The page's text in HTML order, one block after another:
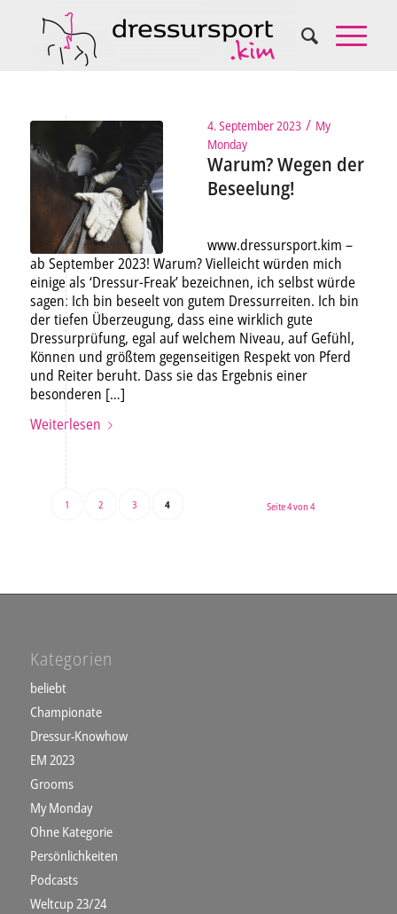
4. September 2023 / My
Monday
Warum? Wegen der
Beseelung!
www.dressursport.kim –
ab September 2023! Warum? Vielleicht würden mich
einige als ‘Dressur-Freak’ bezeichnen, ich selbst würde
sagen: Ich bin beseelt von gutem Dressurreiten. Ich bin
der tiefen Überzeugung, dass eine wirklich gute
Dressurprüfung, egal auf welchem Niveau, auf Gefühl,
Können und größtem gegenseitigen Respekt von Pferd
und Reiter beruht. Dass sie das Ergebnis einer
besonderen […]
Weiterlesen
Seite 4 von 4
1 2 3 4
Kategorien
beliebt
Championate
Dressur-Knowhow
EM 2023
Grooms
My Monday
Ohne Kategorie
Persönlichkeiten
Podcasts
Weltcup 23/24